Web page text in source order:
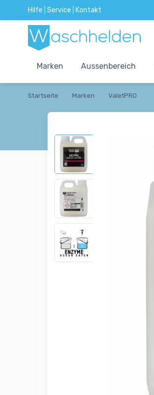
Hilfe Service Kontakt
Marken Aussenbereich
Startseite Marken ValetPRO